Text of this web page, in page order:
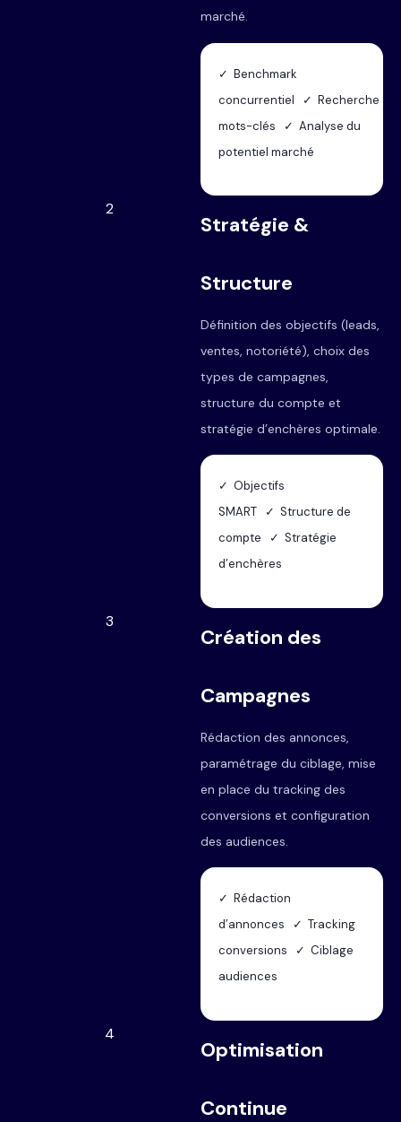
marché.
✓ Benchmark
concurrentiel ✓ Recherche
mots-clés ✓ Analyse du
potentiel marché
2
Stratégie &
Structure
Définition des objectifs (leads,
ventes, notoriété), choix des
types de campagnes,
structure du compte et
stratégie d’enchères optimale.
✓ Objectifs
SMART ✓ Structure de
compte ✓ Stratégie
d’enchères
3
Création des
Campagnes
Rédaction des annonces,
paramétrage du ciblage, mise
en place du tracking des
conversions et configuration
des audiences.
✓ Rédaction
d’annonces ✓ Tracking
conversions ✓ Ciblage
audiences
4
Optimisation
Continue